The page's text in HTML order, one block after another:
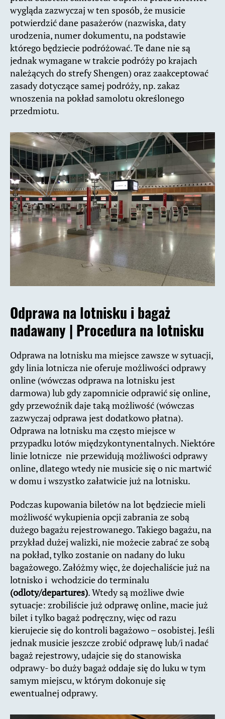
wygląda zazwyczaj w ten sposób, że musicie
potwierdzić dane pasażerów (nazwiska, daty
urodzenia, numer dokumentu, na podstawie
którego będziecie podróżować. Te dane nie są
jednak wymagane w trakcie podróży po krajach
należących do strefy Shengen) oraz zaakceptować
zasady dotyczące samej podróży, np. zakaz
wnoszenia na pokład samolotu określonego
przedmiotu.
Odprawa na lotnisku i bagaż
nadawany | Procedura na lotnisku
Odprawa na lotnisku ma miejsce zawsze w sytuacji,
gdy linia lotnicza nie oferuje możliwości odprawy
online (wówczas odprawa na lotnisku jest
darmowa) lub gdy zapomnicie odprawić się online,
gdy przewoźnik daje taką możliwość (wówczas
zazwyczaj odprawa jest dodatkowo płatna).
Odprawa na lotnisku ma często miejsce w
przypadku lotów międzykontynentalnych. Niektóre
linie lotnicze nie przewidują możliwości odprawy
online, dlatego wtedy nie musicie się o nic martwić
w domu i wszystko załatwicie już na lotnisku.
Podczas kupowania biletów na lot będziecie mieli
możliwość wykupienia opcji zabrania ze sobą
dużego bagażu rejestrowanego. Takiego bagażu, na
przykład dużej walizki, nie możecie zabrać ze sobą
na pokład, tylko zostanie on nadany do luku
bagażowego. Załóżmy więc, że dojechaliście już na
lotnisko i wchodzicie do terminalu
(odloty/departures). Wtedy są możliwe dwie
sytuacje: zrobiliście już odprawę online, macie już
bilet i tylko bagaż podręczny, więc od razu
kierujecie się do kontroli bagażowo – osobistej. Jeśli
jednak musicie jeszcze zrobić odprawę lub/i nadać
bagaż rejestrowy, udajcie się do stanowiska
odprawy- bo duży bagaż oddaje się do luku w tym
samym miejscu, w którym dokonuje się
ewentualnej odprawy.